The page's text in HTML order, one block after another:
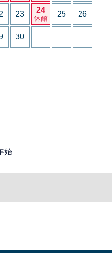
23 24
休館
25 26
30
始